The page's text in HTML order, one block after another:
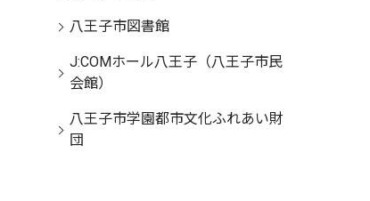
八王子市図書館
J:COMホール八王子（八王子市民
会館）
八王子市学園都市文化ふれあい財
団